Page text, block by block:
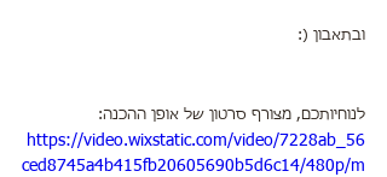
ובתאבון (:
לנוחיותכם, מצורף סרטון של אופן ההכנה:
https://video.wixstatic.com/video/7228ab_56
ced8745a4b415fb20605690b5d6c14/480p/m